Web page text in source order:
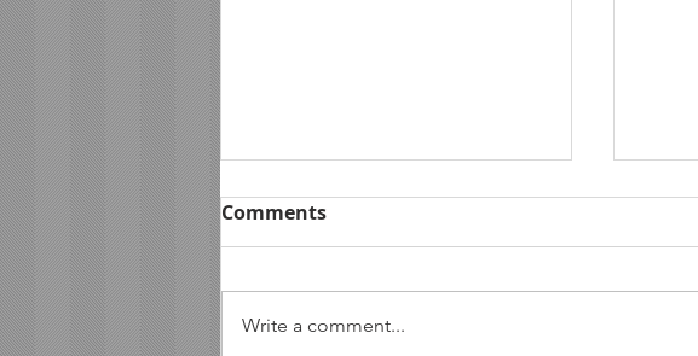
Comments
Write a comment...